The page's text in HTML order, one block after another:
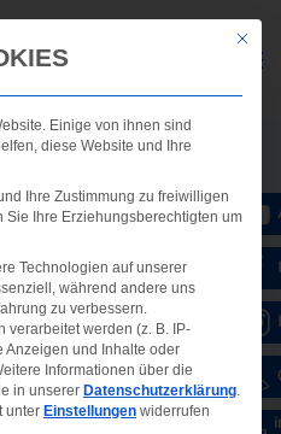
Mit
Einige von ihnen sind
diese Website und Ihre
Ihre Zustimmung zu freiwilligen
Sie Ihre Erziehungsberechtigten um
Technologien auf unserer
während andere uns
zu verbessern.
verarbeitet werden (z. B. IP-
Anzeigen und Inhalte oder
Informationen über die
in unserer Datenschutzerklärung.
unter Einstellungen widerrufen